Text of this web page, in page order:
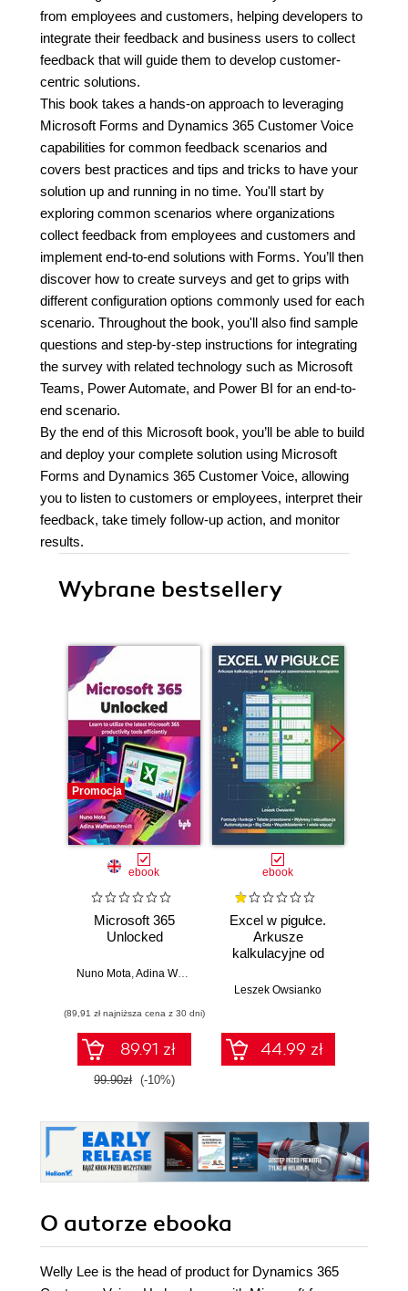
from employees and customers, helping developers to
integrate their feedback and business users to collect
feedback that will guide them to develop customer-
centric solutions.
This book takes a hands-on approach to leveraging
Microsoft Forms and Dynamics 365 Customer Voice
capabilities for common feedback scenarios and
covers best practices and tips and tricks to have your
solution up and running in no time. You'll start by
exploring common scenarios where organizations
collect feedback from employees and customers and
implement end-to-end solutions with Forms. You’ll then
discover how to create surveys and get to grips with
different configuration options commonly used for each
scenario. Throughout the book, you'll also find sample
questions and step-by-step instructions for integrating
the survey with related technology such as Microsoft
Teams, Power Automate, and Power BI for an end-to-
end scenario.
By the end of this Microsoft book, you’ll be able to build
and deploy your complete solution using Microsoft
Forms and Dynamics 365 Customer Voice, allowing
you to listen to customers or employees, interpret their
feedback, take timely follow-up action, and monitor
results.
Wybrane bestsellery
Promocja
ebook
Microsoft 365
Unlocked
Nuno Mota,Adina Waffenschmidt
(89,91 zł najniższa cena z 30 dni)
89.91 zł
99.90zł (-10%)
ebook
Excel w pigułce.
Arkusze
kalkulacyjne od
zaawansowane
Leszek Owsianko
44.99 zł
O autorze ebooka
Welly Lee is the head of product for Dynamics 365